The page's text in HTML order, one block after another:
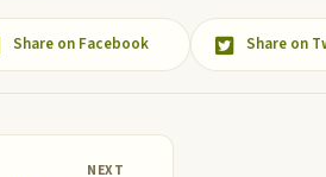
Share on Facebook Share on
NEXT